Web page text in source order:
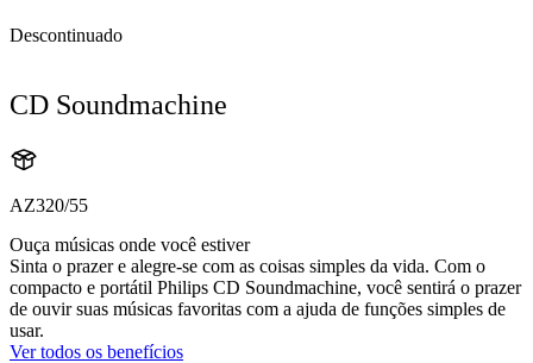
Descontinuado
CD Soundmachine
AZ320/55
Ouça músicas onde você estiver
Sinta o prazer e alegre-se com as coisas simples da vida. Com o
compacto e portátil Philips CD Soundmachine, você sentirá o prazer
de ouvir suas músicas favoritas com a ajuda de funções simples de
usar.
Ver todos os benefícios